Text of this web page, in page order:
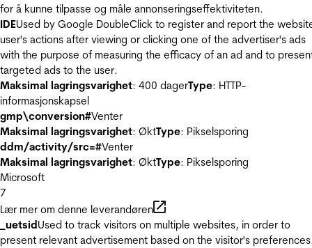
for å kunne tilpasse og måle annonseringseffektiviteten.
IDEUsed by Google DoubleClick to register and report the
user's actions after viewing or clicking one of the advertiser's ads
with the purpose of measuring the efficacy of an ad and to
targeted ads to the user.
Maksimal lagringsvarighet: 400 dagerType: HTTP-
informasjonskapsel
gmp\conversion#Venter
Maksimal lagringsvarighet: ØktType: Pikselsporing
ddm/activity/src=#Venter
Maksimal lagringsvarighet: ØktType: Pikselsporing
Microsoft
7
Lær mer om denne leverandøren
_uetsidUsed to track visitors on multiple websites, in order to
present relevant advertisement based on the visitor's